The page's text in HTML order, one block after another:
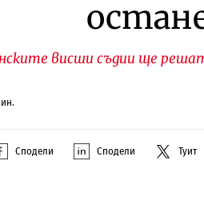
висши съдии ще
Сподели Сподели Туит